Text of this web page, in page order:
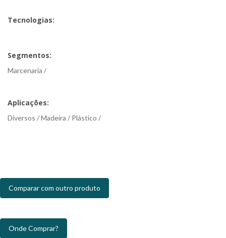
Tecnologias:
Segmentos:
Marcenaria /
Aplicações:
Diversos / Madeira / Plástico /
Comparar com outro produto
Onde Comprar?